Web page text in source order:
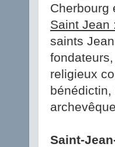
Cherbourg
Saint Jean :
saints
religieux
bénédictin,
archevêque.
Saint-